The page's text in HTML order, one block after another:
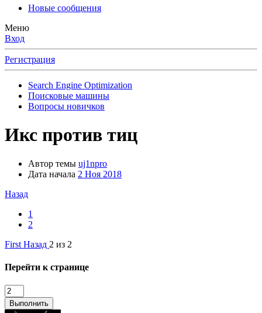
Новые сообщения
Меню
Вход
Регистрация
Search Engine Optimization
Поисковые машины
Вопросы новичков
Икс против тиц
Автор темы uj1npro
Дата начала 2 Ноя 2018
Назад
1
2
First Назад 2 из 2
Перейти к странице
Выполнить